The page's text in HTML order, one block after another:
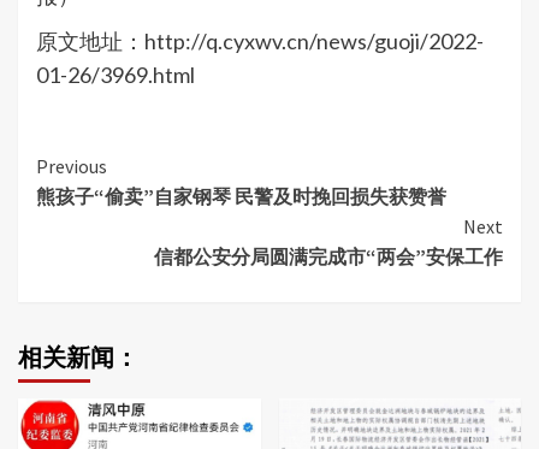
原文地址：http://q.cyxwv.cn/news/guoji/2022-
01-26/3969.html
Continue
Reading
Previous
熊孩子“偷卖”自家钢琴 民警及时挽回损失获赞誉
Next
信都公安分局圆满完成市“两会”安保工作
相关新闻：